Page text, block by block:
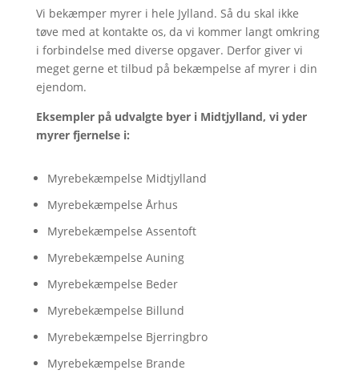
Vi bekæmper myrer i hele Jylland. Så du skal ikke
tøve med at kontakte os, da vi kommer langt omkring
i forbindelse med diverse opgaver. Derfor giver vi
meget gerne et tilbud på bekæmpelse af myrer i din
ejendom.
Eksempler på udvalgte byer i Midtjylland, vi yder
myrer fjernelse i:
Myrebekæmpelse Midtjylland
Myrebekæmpelse Århus
Myrebekæmpelse Assentoft
Myrebekæmpelse Auning
Myrebekæmpelse Beder
Myrebekæmpelse Billund
Myrebekæmpelse Bjerringbro
Myrebekæmpelse Brande